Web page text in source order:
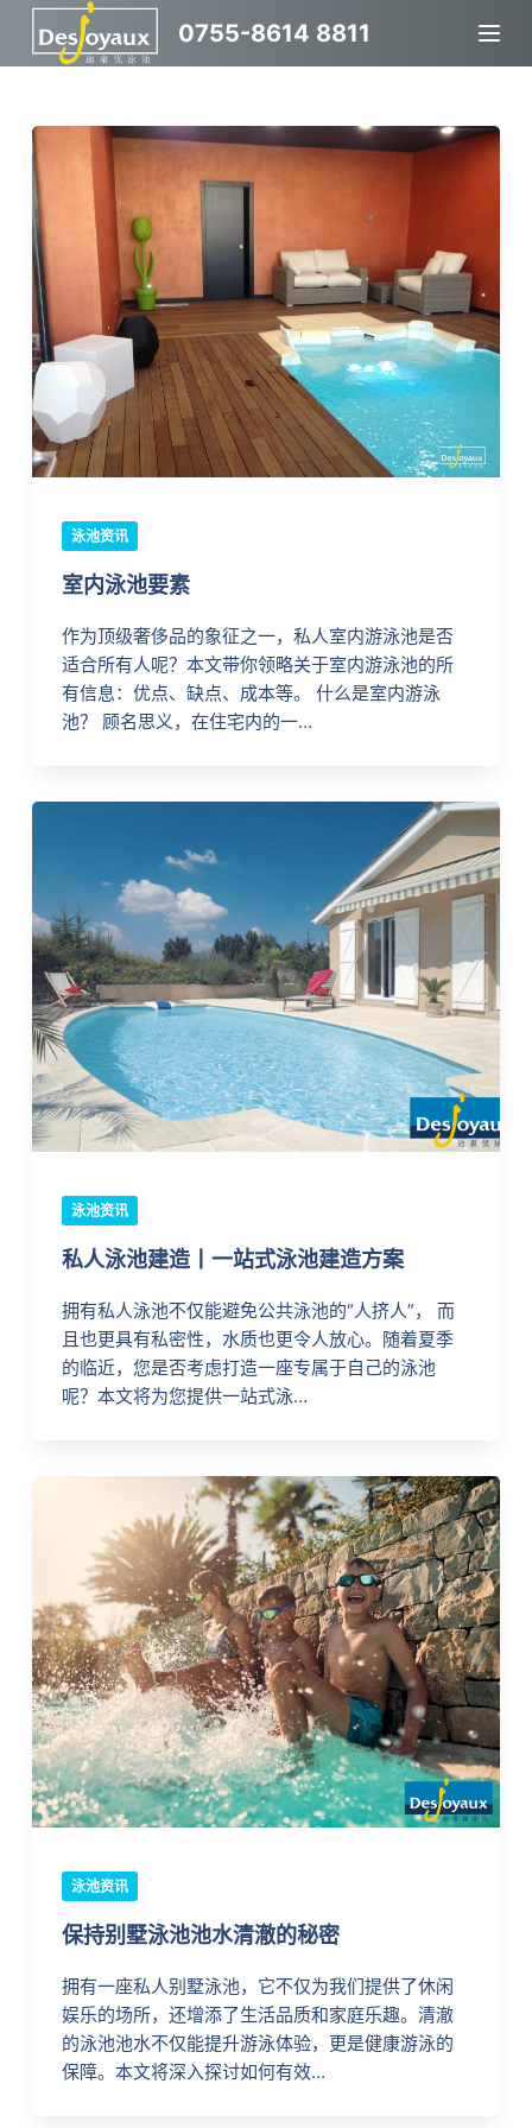
跳
过
容
0755-8614 8811
泳池资讯
室内泳池要素
作为顶级奢侈品的象征之一，私人室内游泳池是否
适合所有人呢？本文带你领略关于室内游泳池的所
有信息：优点、缺点、成本等。 什么是室内游泳
池？ 顾名思义，在住宅内的一…
泳池资讯
私人泳池建造丨一站式泳池建造方案
拥有私人泳池不仅能避免公共泳池的“人挤人”， 而
且也更具有私密性，水质也更令人放心。随着夏季
的临近，您是否考虑打造一座专属于自己的泳池
呢？本文将为您提供一站式泳…
泳池资讯
保持别墅泳池池水清澈的秘密
拥有一座私人别墅泳池，它不仅为我们提供了休闲
娱乐的场所，还增添了生活品质和家庭乐趣。清澈
的泳池池水不仅能提升游泳体验，更是健康游泳的
保障。本文将深入探讨如何有效…